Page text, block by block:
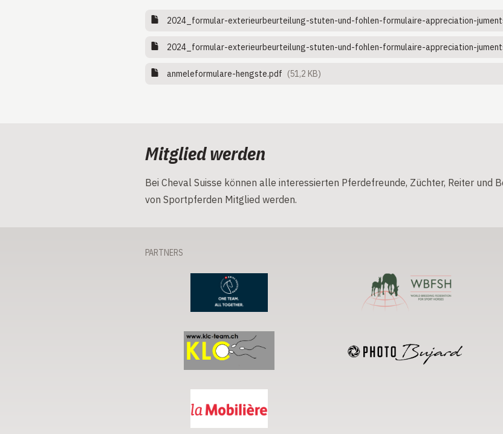
2024_formular-exterieurbeurteilung-stuten-und-fohlen-formulaire-appreciation-
2024_formular-exterieurbeurteilung-stuten-und-fohlen-formulaire-appreciation-
anmeleformulare-hengste.pdf (51,2 KB)
Mitglied werden
Bei Cheval Suisse können alle interessierten Pferdefreunde, Züchter, Reiter und
von Sportpferden Mitglied werden.
PARTNERS